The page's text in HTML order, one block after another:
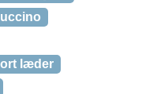
læder